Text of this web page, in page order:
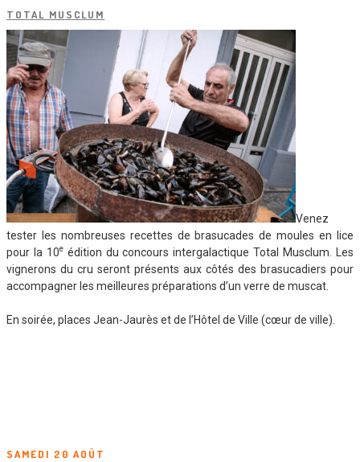
TOTAL MUSCLUM
Venez
tester les nombreuses recettes de brasucades de moules en lice
pour la 10eédition du concours intergalactique Total Musclum. Les
vignerons du cru seront présents aux côtés des brasucadiers pour
accompagner les meilleures préparations d’un verre de muscat.
En soirée, places Jean-Jaurès et de l’Hôtel de Ville (cœur de ville).
SAMEDI 20 AOÛT